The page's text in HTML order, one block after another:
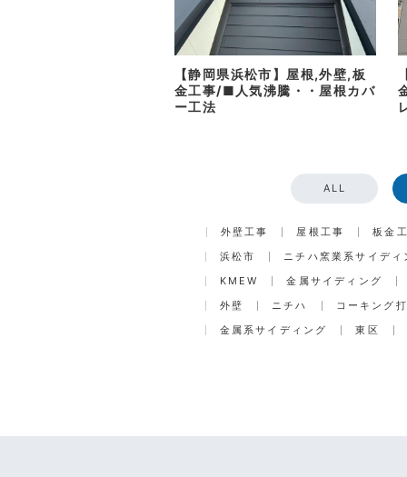
【静岡県浜松市】屋根,外壁,板
金工事/■人気沸騰・・屋根カバ
ー工法
ALL
外壁工事 屋根工事 板金
浜松市
ニチハ窯業系サイディ
KMEW
金属サイディング
外壁
ニチハ コーキング
金属系サイディング
東区